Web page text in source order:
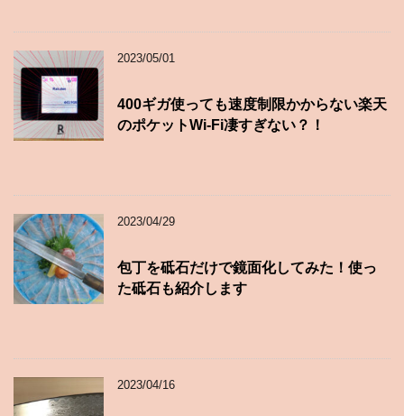
2023/05/01
400ギガ使っても速度制限かからない楽天
のポケットWi-Fi凄すぎない？！
2023/04/29
包丁を砥石だけで鏡面化してみた！使っ
た砥石も紹介します
2023/04/16